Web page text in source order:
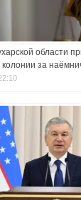
области
за